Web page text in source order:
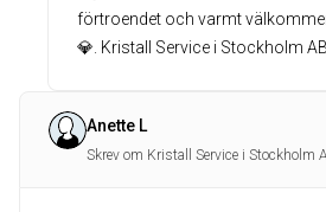
förtroendet och varmt
💎. Kristall Service i Stockholm AB
Anette L
Skrev om Kristall Service i Stockholm